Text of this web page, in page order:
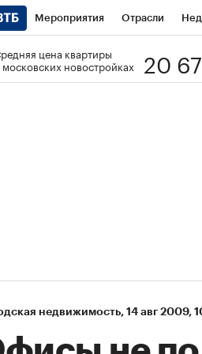
Мероприятия Отрасли
РБК РБК Образование
цена квартиры
московских новостройках
20
недвижимость⁠, 14 авг 2009,